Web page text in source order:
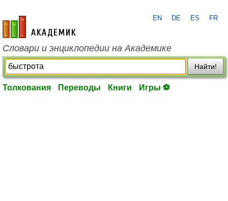
academic.ru
EN DE ES FR
Словари и энциклопедии на Академике
Найти!
Толкования Переводы Книги Игры ⚽